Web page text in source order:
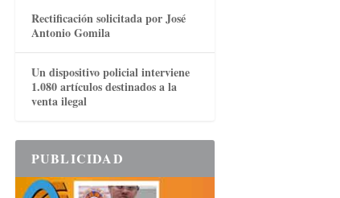
Rectificación solicitada por José
Antonio Gomila
Un dispositivo policial interviene
1.080 artículos destinados a la
venta ilegal
PUBLICIDAD